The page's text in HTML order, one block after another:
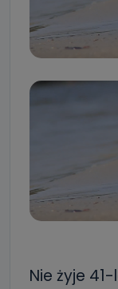
Nie żyje